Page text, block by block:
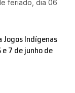
feriado, dia 06
Indígenas
7 de junho de